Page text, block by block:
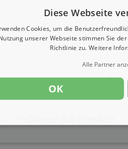
Diese Webseite
Cookies, um die
unserer Webseite stimmen Sie
Richtlinie zu. Weitere
Alle Partner
OK